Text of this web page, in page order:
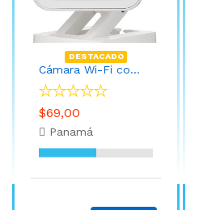
DESTACADO
Cámara Wi-Fi con Visión Nocturna (Instalación INCLUIDA y APP)
$69,00
Panamá